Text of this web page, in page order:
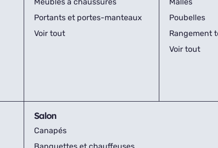
Portants et portes-manteaux
Voir tout
Poubelles
Rangement
Voir tout
Salon
Canapés